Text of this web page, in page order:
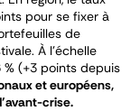
pour se fixer à
de
À l’échelle
(+3 points depuis
et européens,
crise.